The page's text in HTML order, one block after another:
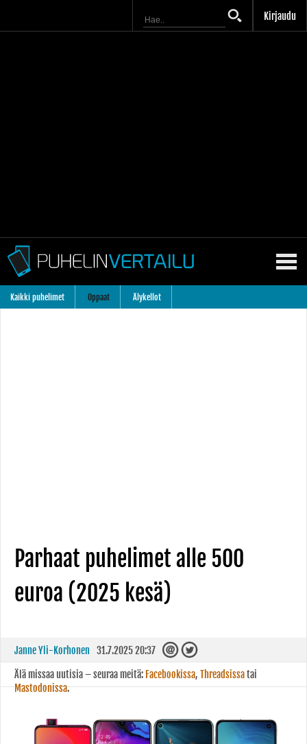
Kirjaudu
Kaikki puhelimet Oppaat Älykellot
Parhaat puhelimet alle 500
euroa (2025 kesä)
Janne Yli-Korhonen 31.7.2025 20:37
Älä missaa uutisia – seuraa meitä: Facebookissa, Threadsissatai
Mastodonissa.